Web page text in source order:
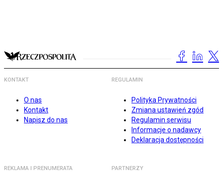
KONTAKT
O nas
Kontakt
Napisz do nas
REGULAMIN
Polityka Prywatności
Zmiana ustawień zgód
Regulamin serwisu
Informacje o nadawcy
Deklaracja dostępności
REKLAMA I PRENUMERATA PARTNERZY